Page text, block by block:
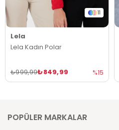
11
Lela
Lela Kadın Polar
₺849,99
₺999,99 %15
POPÜLER MARKALAR